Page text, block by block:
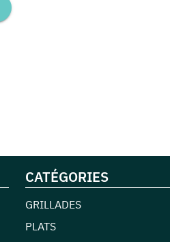
CATÉGORIES
GRILLADES
PLATS